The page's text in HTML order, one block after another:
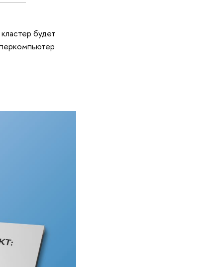
будет